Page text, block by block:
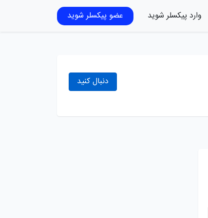
وارد پیکسلر شوید عضو پیکسلر شوید
دنبال کنید